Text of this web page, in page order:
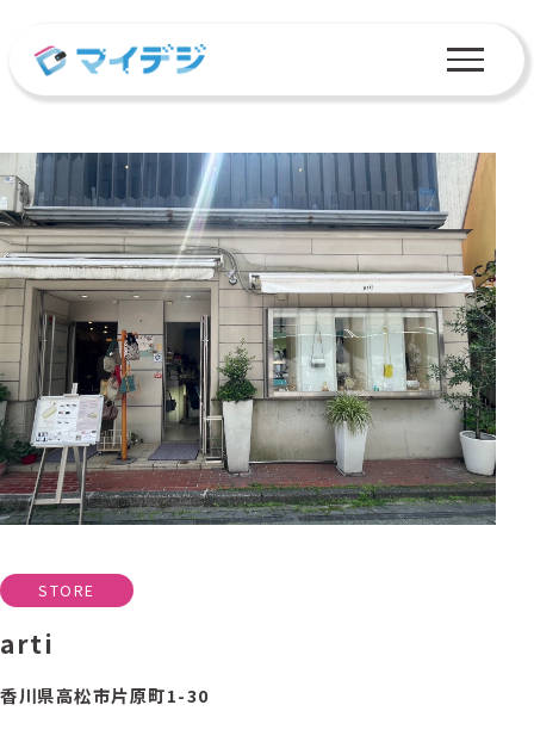
STORE
arti
香川県高松市片原町1-30